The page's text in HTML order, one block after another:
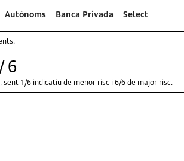
Autònoms Banca Privada Select
/6
1/6 indicatiu de menor risc i 6/6 de major risc.